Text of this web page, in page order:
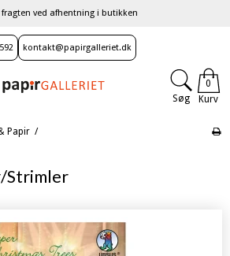
fragten ved afhentning i butikken
kontakt@papirgalleriet.dk
0
Kurv
Søg
Papir /
Strimler